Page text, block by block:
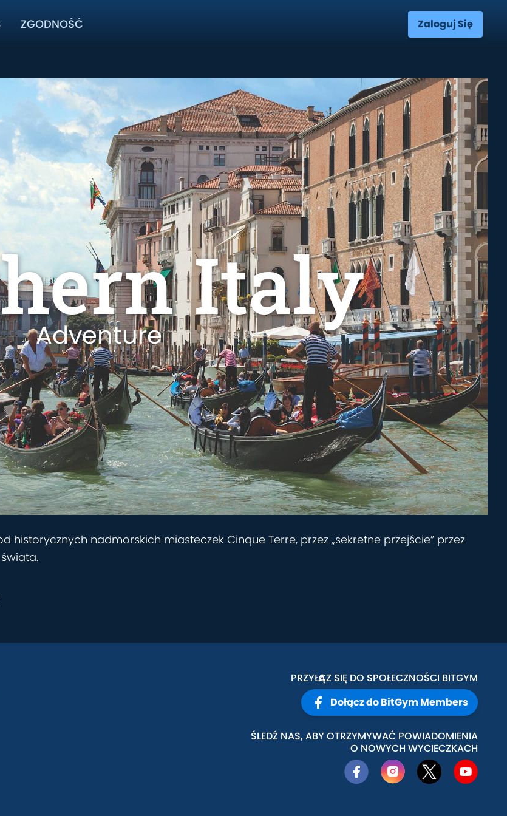
ZGODNOŚĆ Zaloguj Się
Italy
Adventure
historycznych nadmorskich miasteczek Cinque Terre, przez „sekretne przejście” przez
PRZYŁĄCZ SIĘ DO SPOŁECZNOŚCI BITGYM
Dołącz do BitGym Members
ŚLEDŹ NAS, ABY OTRZYMYWAĆ POWIADOMIENIA
O NOWYCH WYCIECZKACH